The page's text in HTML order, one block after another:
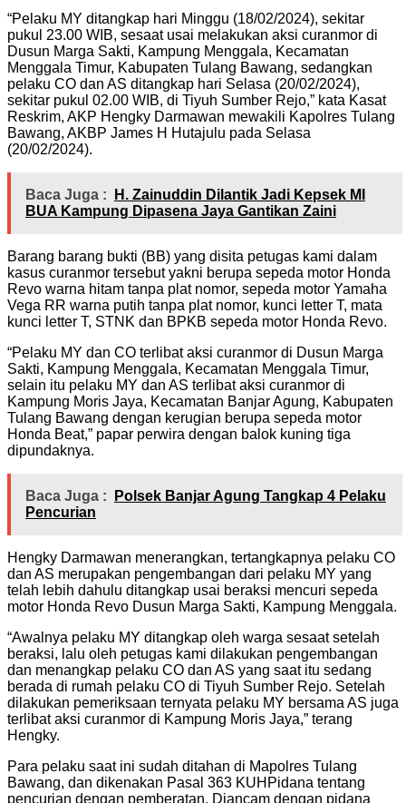
“Pelaku MY ditangkap hari Minggu (18/02/2024), sekitar
pukul 23.00 WIB, sesaat usai melakukan aksi curanmor di
Dusun Marga Sakti, Kampung Menggala, Kecamatan
Menggala Timur, Kabupaten Tulang Bawang, sedangkan
pelaku CO dan AS ditangkap hari Selasa (20/02/2024),
sekitar pukul 02.00 WIB, di Tiyuh Sumber Rejo,” kata Kasat
Reskrim, AKP Hengky Darmawan mewakili Kapolres Tulang
Bawang, AKBP James H Hutajulu pada Selasa
(20/02/2024).
Baca Juga :
H. Zainuddin Dilantik Jadi Kepsek MI
BUA Kampung Dipasena Jaya Gantikan Zaini
Barang barang bukti (BB) yang disita petugas kami dalam
kasus curanmor tersebut yakni berupa sepeda motor Honda
Revo warna hitam tanpa plat nomor, sepeda motor Yamaha
Vega RR warna putih tanpa plat nomor, kunci letter T, mata
kunci letter T, STNK dan BPKB sepeda motor Honda Revo.
“Pelaku MY dan CO terlibat aksi curanmor di Dusun Marga
Sakti, Kampung Menggala, Kecamatan Menggala Timur,
selain itu pelaku MY dan AS terlibat aksi curanmor di
Kampung Moris Jaya, Kecamatan Banjar Agung, Kabupaten
Tulang Bawang dengan kerugian berupa sepeda motor
Honda Beat,” papar perwira dengan balok kuning tiga
dipundaknya.
Baca Juga :
Polsek Banjar Agung Tangkap 4 Pelaku
Pencurian
Hengky Darmawan menerangkan, tertangkapnya pelaku CO
dan AS merupakan pengembangan dari pelaku MY yang
telah lebih dahulu ditangkap usai beraksi mencuri sepeda
motor Honda Revo Dusun Marga Sakti, Kampung Menggala.
“Awalnya pelaku MY ditangkap oleh warga sesaat setelah
beraksi, lalu oleh petugas kami dilakukan pengembangan
dan menangkap pelaku CO dan AS yang saat itu sedang
berada di rumah pelaku CO di Tiyuh Sumber Rejo. Setelah
dilakukan pemeriksaan ternyata pelaku MY bersama AS juga
terlibat aksi curanmor di Kampung Moris Jaya,” terang
Hengky.
Para pelaku saat ini sudah ditahan di Mapolres Tulang
Bawang, dan dikenakan Pasal 363 KUHPidana tentang
pencurian dengan pemberatan. Diancam dengan pidana